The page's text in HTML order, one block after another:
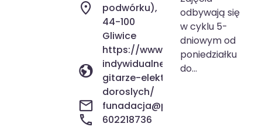
podwórku),
44-100
Gliwice
https://www.paskudofonia.pl/
indywidualne-kursy-gry-na-
gitarze-elektrycznej-dla-dzieci-
doroslych/
funadacja@paskudofonia.pl
602218736
odbywają się
w cyklu 5-
dniowym od
poniedziałku
do...